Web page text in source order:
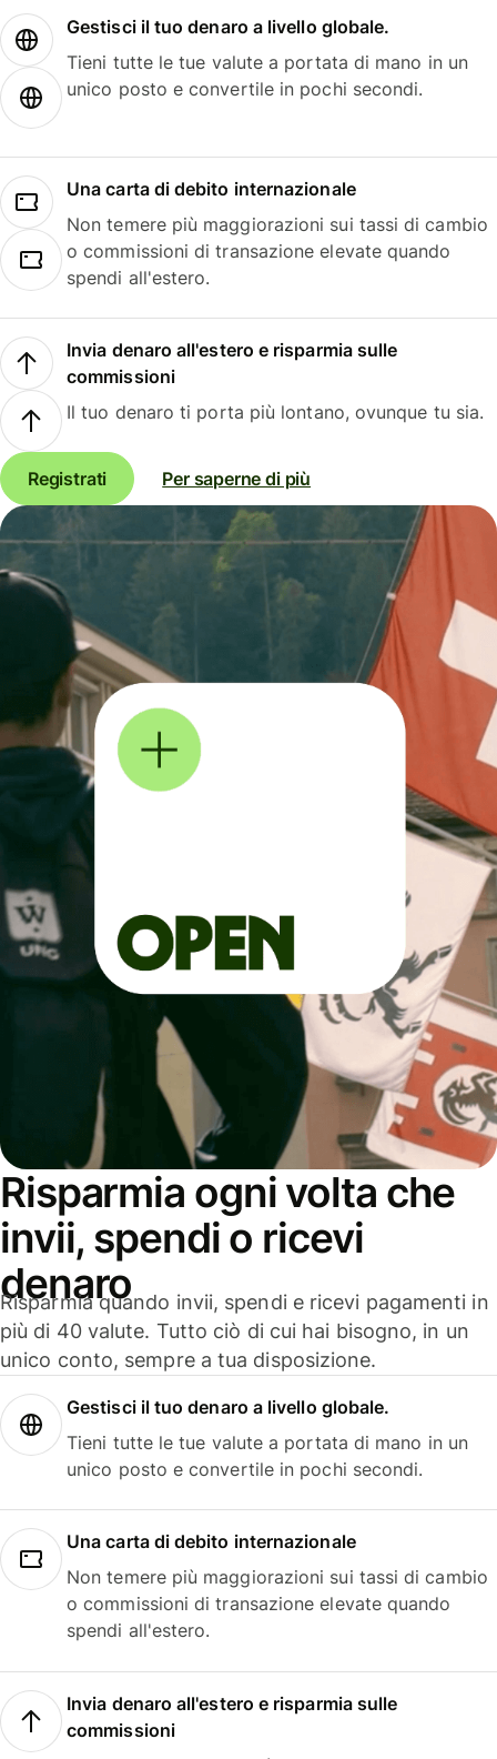
Gestisci il tuo denaro a livello globale.
Tieni tutte le tue valute a portata di mano in un
unico posto e convertile in pochi secondi.
Una carta di debito internazionale
Non temere più maggiorazioni sui tassi di cambio
o commissioni di transazione elevate quando
spendi all'estero.
Invia denaro all'estero e risparmia sulle
commissioni
Il tuo denaro ti porta più lontano, ovunque tu sia.
Registrati Per saperne di più
Risparmia ogni volta che
invii, spendi o ricevi
denaro
Risparmia quando invii, spendi e ricevi pagamenti in
più di 40 valute. Tutto ciò di cui hai bisogno, in un
unico conto, sempre a tua disposizione.
Gestisci il tuo denaro a livello globale.
Tieni tutte le tue valute a portata di mano in un
unico posto e convertile in pochi secondi.
Una carta di debito internazionale
Non temere più maggiorazioni sui tassi di cambio
o commissioni di transazione elevate quando
spendi all'estero.
Invia denaro all'estero e risparmia sulle
commissioni